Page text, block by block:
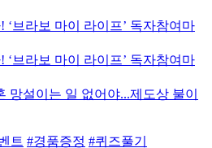
‘브라보 마이 라이프’ 독자참여마
‘브라보 마이 라이프’ 독자참여마
망설이는 일 없어야...제도상 불이
트 #경품증정 #퀴즈풀기